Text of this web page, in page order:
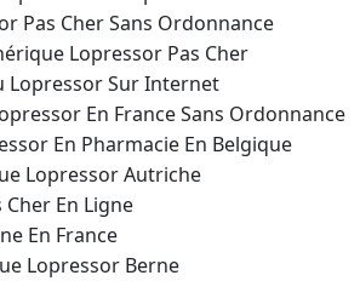
Pas Cher Sans Ordonnance
Lopressor Pas Cher
Lopressor Sur Internet
En France Sans Ordonnance
En Pharmacie En Belgique
Lopressor Autriche
En Ligne
En France
Lopressor Berne